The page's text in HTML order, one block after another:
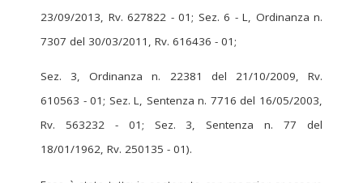
23/09/2013, Rv. 627822 - 01; Sez. 6 - L, Ordinanza n.
7307 del 30/03/2011, Rv. 616436 - 01;
Sez. 3, Ordinanza n. 22381 del 21/10/2009, Rv.
610563 - 01; Sez. L, Sentenza n. 7716 del 16/05/2003,
Rv. 563232 - 01; Sez. 3, Sentenza n. 77 del
18/01/1962, Rv. 250135 - 01).